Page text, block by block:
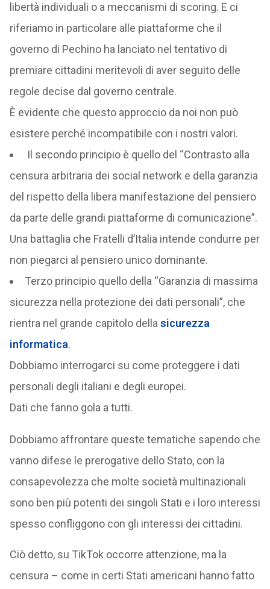
libertà individuali o a meccanismi di scoring. E ci
riferiamo in particolare alle piattaforme che il
governo di Pechino ha lanciato nel tentativo di
premiare cittadini meritevoli di aver seguito delle
regole decise dal governo centrale.
È evidente che questo approccio da noi non può
esistere perché incompatibile con i nostri valori.
Il secondo principio è quello del “Contrasto alla
censura arbitraria dei social network e della garanzia
del rispetto della libera manifestazione del pensiero
da parte delle grandi piattaforme di comunicazione”.
Una battaglia che Fratelli d’Italia intende condurre per
non piegarci al pensiero unico dominante.
Terzo principio quello della “Garanzia di massima
sicurezza nella protezione dei dati personali”, che
rientra nel grande capitolo della sicurezza
informatica.
Dobbiamo interrogarci su come proteggere i dati
personali degli italiani e degli europei.
Dati che fanno gola a tutti.
Dobbiamo affrontare queste tematiche sapendo che
vanno difese le prerogative dello Stato, con la
consapevolezza che molte società multinazionali
sono ben più potenti dei singoli Stati e i loro interessi
spesso confliggono con gli interessi dei cittadini.
Ciò detto, su TikTok occorre attenzione, ma la
censura – come in certi Stati americani hanno fatto